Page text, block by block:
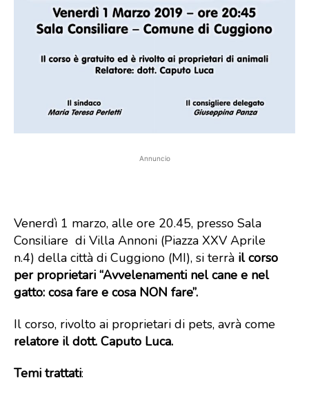
Annuncio
Venerdì 1 marzo, alle ore 20.45, presso Sala
Consiliare di Villa Annoni (Piazza XXV Aprile
n.4) della città di Cuggiono (MI), si terrà il corso
per proprietari “Avvelenamenti nel cane e nel
gatto: cosa fare e cosa NON fare”.
Il corso, rivolto ai proprietari di pets, avrà come
relatore il dott. Caputo Luca.
Temi trattati: